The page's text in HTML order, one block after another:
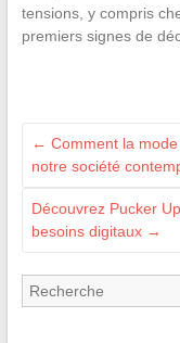
tensions, y compris
premiers signes de
← Comment la
notre société
Découvrez Pucker
besoins digitaux →